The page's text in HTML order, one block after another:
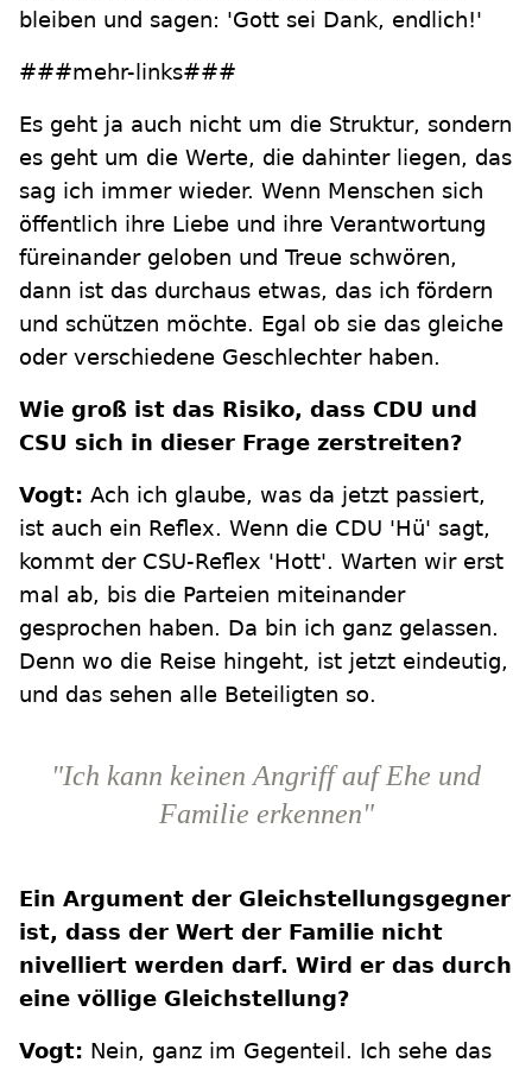
bleiben und sagen: 'Gott sei Dank, endlich!'
###mehr-links###
Es geht ja auch nicht um die Struktur, sondern
es geht um die Werte, die dahinter liegen, das
sag ich immer wieder. Wenn Menschen sich
öffentlich ihre Liebe und ihre Verantwortung
füreinander geloben und Treue schwören,
dann ist das durchaus etwas, das ich fördern
und schützen möchte. Egal ob sie das gleiche
oder verschiedene Geschlechter haben.
Wie groß ist das Risiko, dass CDU und
CSU sich in dieser Frage zerstreiten?
Vogt: Ach ich glaube, was da jetzt passiert,
ist auch ein Reflex. Wenn die CDU 'Hü' sagt,
kommt der CSU-Reflex 'Hott'. Warten wir erst
mal ab, bis die Parteien miteinander
gesprochen haben. Da bin ich ganz gelassen.
Denn wo die Reise hingeht, ist jetzt eindeutig,
und das sehen alle Beteiligten so.
"Ich kann keinen Angriff auf Ehe und
Familie erkennen"
Ein Argument der Gleichstellungsgegner
ist, dass der Wert der Familie nicht
nivelliert werden darf. Wird er das durch
eine völlige Gleichstellung?
Vogt: Nein, ganz im Gegenteil. Ich sehe das